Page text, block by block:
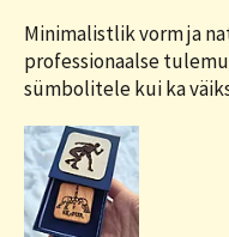
Minimalistlik vorm ja
professionaalse
sümbolitele kui ka